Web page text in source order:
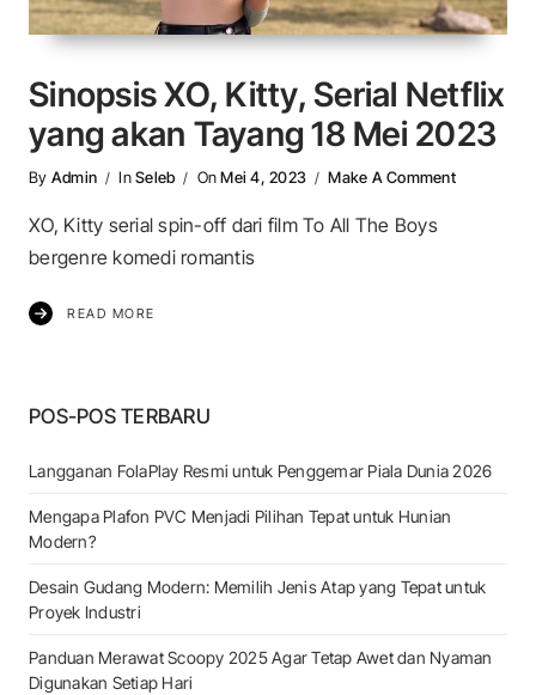
Sinopsis XO, Kitty, Serial Netflix
yang akan Tayang 18 Mei 2023
By Admin InSeleb OnMei 4, 2023 Make A CommentOn
XO, Kitty serial spin-off dari film To All The Boys
bergenre komedi romantis
READ MORE
POS-POS TERBARU
Langganan FolaPlay Resmi untuk Penggemar Piala Dunia 2026
Mengapa Plafon PVC Menjadi Pilihan Tepat untuk Hunian
Modern?
Desain Gudang Modern: Memilih Jenis Atap yang Tepat untuk
Proyek Industri
Panduan Merawat Scoopy 2025 Agar Tetap Awet dan Nyaman
Digunakan Setiap Hari